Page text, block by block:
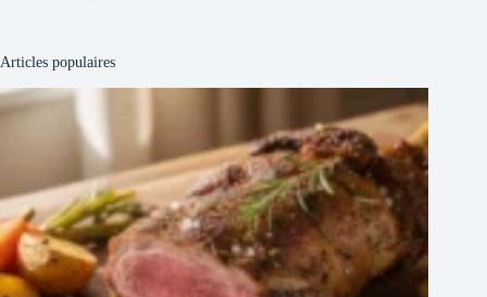
Articles populaires